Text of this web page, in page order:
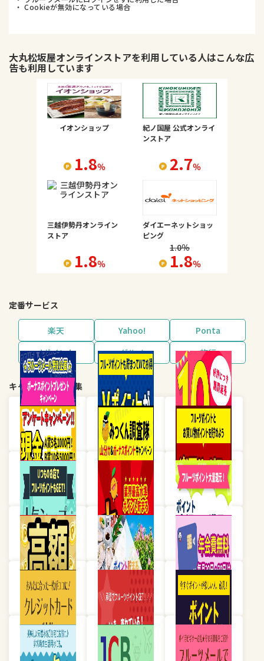
・ Cookieが無効になっている場合
大丸松坂屋オンラインストアを利用している人はこんな広
告も利用しています
イオンショップ
1.8％
紀ノ国屋 公式オンライ
ンストア
2.7％
三越伊勢丹オンライン
ストア
1.8％
ダイエーネットショッ
ピング
1.0％
1.8％
定番サービス
楽天 Yahoo!
Ponta
dポイント
グルメ 旅行
キャンペーン・特集